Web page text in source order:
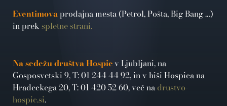
Eventimova prodajna mesta (Petrol, Pošta, Big Bang …)
in prek spletne strani.
Na sedežu društva Hospicv Ljubljani, na
Gosposvetski 9, T: 01 244 44 92, in v hiši Hospica na
Hradeckega 20, T: 01 420 52 60, več na drustvo-
hospic.si.